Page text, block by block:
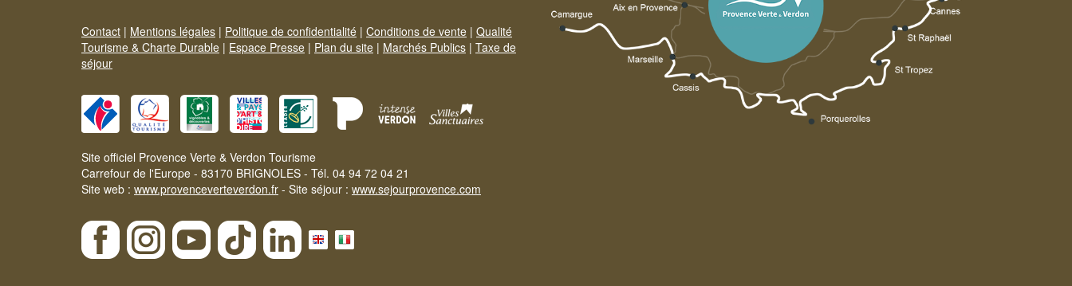
Contact | Mentions légales | Politique de confidentialité | Conditions de vente | Qualité
Tourisme & Charte Durable | Espace Presse | Plan du site | Marchés Publics | Taxe de
séjour
Site officiel Provence Verte & Verdon Tourisme
Carrefour de l'Europe - 83170 BRIGNOLES - Tél. 04 94 72 04 21
Site web : www.provenceverteverdon.fr - Site séjour : www.sejourprovence.com